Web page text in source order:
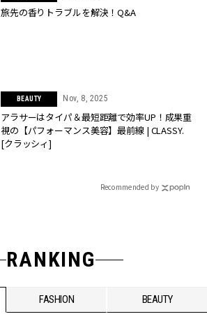
旅先の香りトラブルを解決！Q&A
BEAUTY Nov, 8, 2025
アラサーはタイパ＆最短距離で効率UP！成果重
視の【パフォーマンス美容】最前線 | CLASSY.
[クラッシィ]
Recommended by
RANKING
FASHION BEAUTY